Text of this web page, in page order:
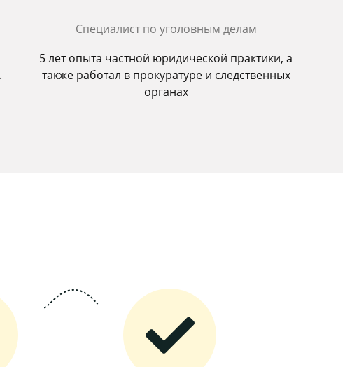
Специалист по уголовным делам
5 лет опыта частной юридической практики, а
также работал в прокуратуре и следственных
органах